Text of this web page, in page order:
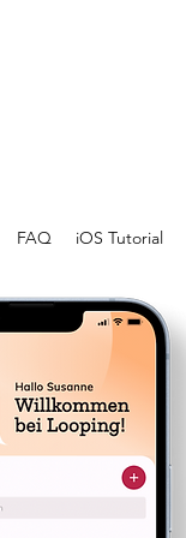
FAQ iOS Tutorial